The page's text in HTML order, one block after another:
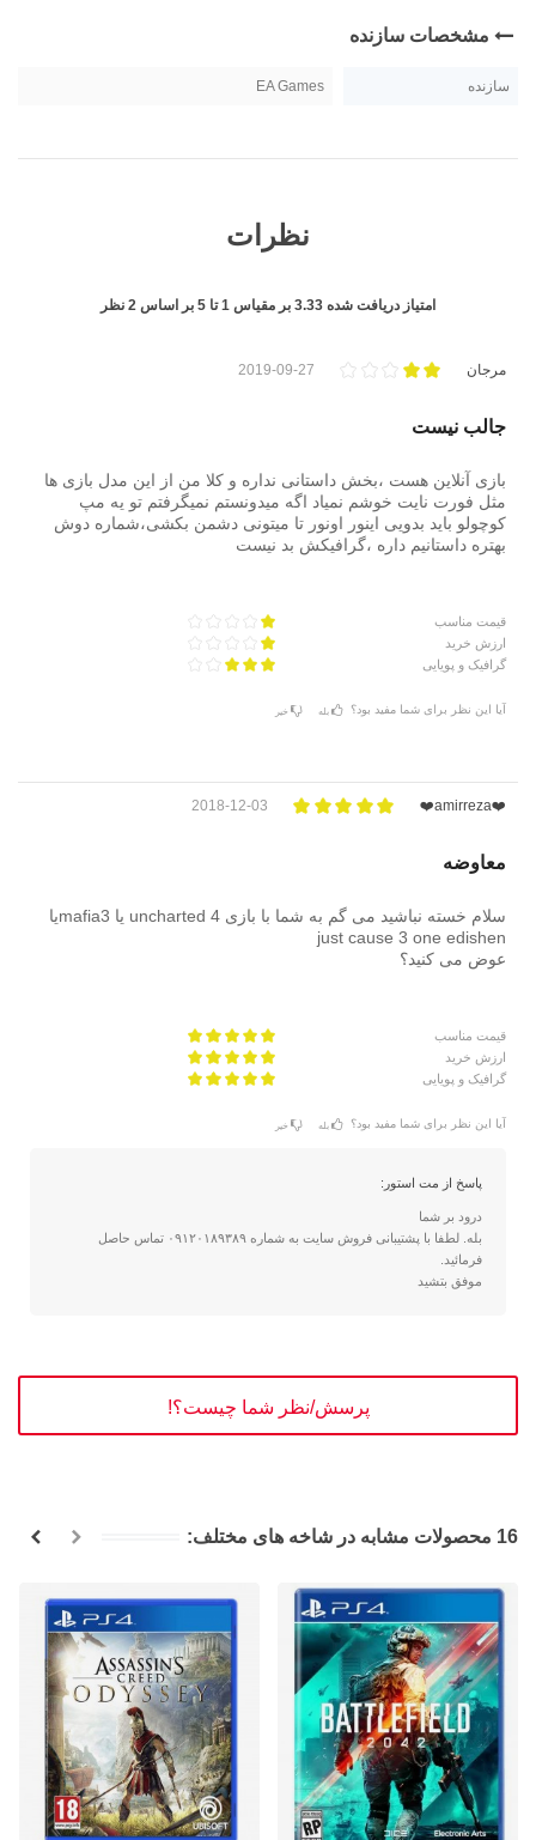
مشخصات سازنده
سازنده EA Games
نظرات
امتیاز دریافت شده 3.33 بر مقیاس 1تا 5 بر اساس 2 نظر
مرجان 2019-09-27
جالب نیست
بازی آنلاین هست ،بخش داستانی نداره و کلا من از این مدل بازی ها
مثل فورت نایت خوشم نمیاد اگه میدونستم نمیگرفتم تو یه مپ
کوچولو باید بدویی اینور اونور تا میتونی دشمن بکشی،شماره دوش
بهتره داستانیم داره ،گرافیکش بد نیست
قیمت مناسب
ارزش خرید
گرافیک و پویایی
آیا این نظر برای شما مفید بود؟ بله خیر
❤️amirreza❤️
2018-12-03
معاوضه
سلام خسته نباشید می گم به شما با بازی uncharted 4 یا mafia3یا
just cause 3 one edishen
عوض می کنید؟
قیمت مناسب
ارزش خرید
گرافیک و پویایی
آیا این نظر برای شما مفید بود؟ بله خیر
پاسخ از مت استور:
درود بر شما
بله. لطفا با پشتیبانی فروش سایت به شماره ۰۹۱۲۰۱۸۹۳۸۹ تماس حاصل
فرمائید.
موفق بتشید
پرسش/نظر شما چیست؟!
16 محصولات مشابه در شاخه های مختلف: